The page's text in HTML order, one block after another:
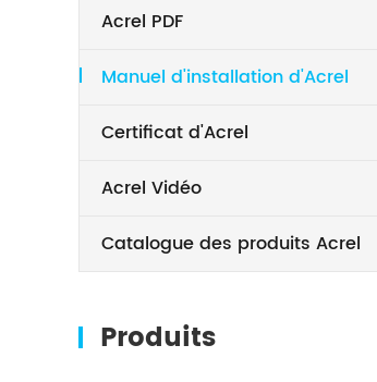
Acrel PDF
Manuel d'installation d'Acrel
Certificat d'Acrel
Acrel Vidéo
Catalogue des produits Acrel
Produits